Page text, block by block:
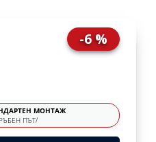
-6 %
МОНТАЖ
ПЪТ/